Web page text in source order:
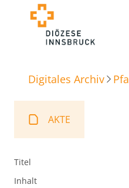
Digitales Archiv
AKTE
Titel
Inhalt